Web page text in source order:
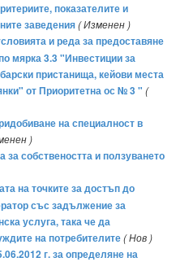
показателите и
заведения( Изменен )
и реда за предоставяне
мярка 3.3 "Инвестиции за
пристанища, кейови места
от Приоритетна ос № 3 " (
на специалност в
)
за собствеността и ползуването
на точките за достъп до
със задължение за
услуга, така че да
на потребителите( Нов )
г. за определяне на